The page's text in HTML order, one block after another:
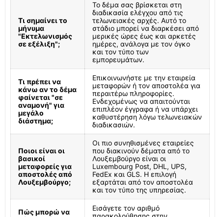
Τι σημαίνει το
μήνυμα
"Εκτελωνισμός
σε εξέλιξη";
Το δέμα σας βρίσκεται στη
διαδικασία ελέγχου από τις
τελωνειακές αρχές. Αυτό το
στάδιο μπορεί να διαρκέσει από
μερικές ώρες έως και αρκετές
ημέρες, ανάλογα με τον όγκο
και τον τύπο των
εμπορευμάτων.
Τι πρέπει να
κάνω αν το δέμα
φαίνεται "σε
αναμονή" για
μεγάλο
διάστημα;
Επικοινωνήστε με την εταιρεία
μεταφορών ή τον αποστολέα για
περαιτέρω πληροφορίες.
Ενδεχομένως να απαιτούνται
επιπλέον έγγραφα ή να υπάρχει
καθυστέρηση λόγω τελωνειακών
διαδικασιών.
Ποιοι είναι οι
βασικοί
μεταφορείς για
αποστολές από
Λουξεμβούργο;
Οι πιο συνηθισμένες εταιρείες
που διακινούν δέματα από το
Λουξεμβούργο είναι οι
Luxembourg Post, DHL, UPS,
FedEx και GLS. Η επιλογή
εξαρτάται από τον αποστολέα
και τον τύπο της υπηρεσίας.
Πώς μπορώ να
Εισάγετε τον αριθμό